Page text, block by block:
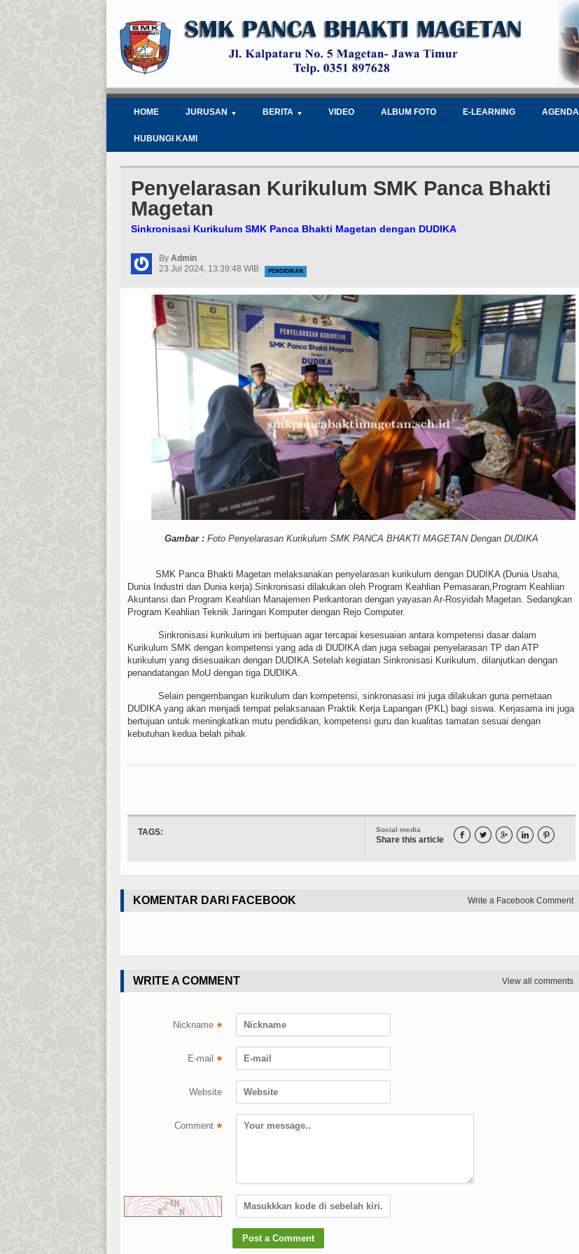
HOME JURUSAN BERITA VIDEO ALBUM FOTO E-LEARNING AGENDA
HUBUNGI KAMI
Penyelarasan Kurikulum SMK Panca Bhakti
Magetan
Sinkronisasi Kurikulum SMK Panca Bhakti Magetan dengan DUDIKA
By Admin
23 Jul 2024, 13:39:48 WIB
PENDIDIKAN
Gambar : Foto Penyelarasan Kurikulum SMK PANCA BHAKTI MAGETAN Dengan DUDIKA
SMK Panca Bhakti Magetan melaksanakan penyelarasan kurikulum dengan DUDIKA (Dunia Usaha,
Dunia Industri dan Dunia kerja).Sinkronisasi dilakukan oleh Program Keahlian Pemasaran,Program Keahlian
Akuntansi dan Program Keahlian Manajemen Perkantoran dengan yayasan Ar-Rosyidah Magetan. Sedangkan
Program Keahlian Teknik Jaringan Komputer dengan Rejo Computer.
Sinkronisasi kurikulum ini bertujuan agar tercapai kesesuaian antara kompetensi dasar dalam
Kurikulum SMK dengan kompetensi yang ada di DUDIKA dan juga sebagai penyelarasan TP dan ATP
kurikulum yang disesuaikan dengan DUDIKA.Setelah kegiatan Sinkronisasi Kurikulum, dilanjutkan dengan
penandatangan MoU dengan tiga DUDIKA.
Selain pengembangan kurikulum dan kompetensi, sinkronasasi ini juga dilakukan guna pemetaan
DUDIKA yang akan menjadi tempat pelaksanaan Praktik Kerja Lapangan (PKL) bagi siswa. Kerjasama ini juga
bertujuan untuk meningkatkan mutu pendidikan, kompetensi guru dan kualitas tamatan sesuai dengan
kebutuhan kedua belah pihak
Social media
Share this article     
TAGS:
Write a Facebook Comment
KOMENTAR DARI FACEBOOK
View all comments
WRITE A COMMENT
Nickname *
E-mail *
Website
Comment *